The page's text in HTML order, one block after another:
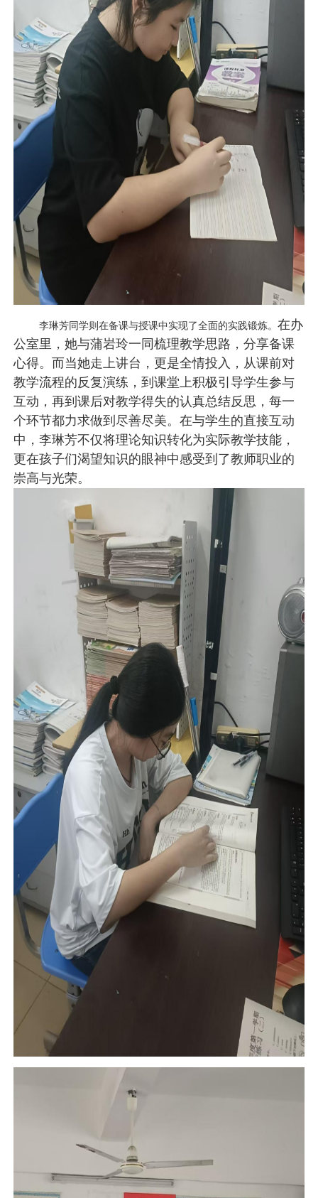
李琳芳同学则在备课与授课中实现了全面的实践锻炼。在办
公室里，她与蒲岩玲一同梳理教学思路，分享备课
心得。而当她走上讲台，更是全情投入，从课前对
教学流程的反复演练，到课堂上积极引导学生参与
互动，再到课后对教学得失的认真总结反思，每一
个环节都力求做到尽善尽美。在与学生的直接互动
中，李琳芳不仅将理论知识转化为实际教学技能，
更在孩子们渴望知识的眼神中感受到了教师职业的
崇高与光荣。